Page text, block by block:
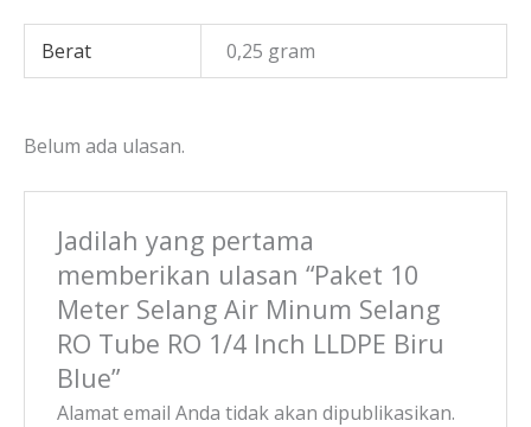
Berat 0,25 gram
Belum ada ulasan.
Jadilah yang pertama
memberikan ulasan “Paket 10
Meter Selang Air Minum Selang
RO Tube RO 1/4 Inch LLDPE Biru
Blue”
Alamat email Anda tidak akan dipublikasikan.